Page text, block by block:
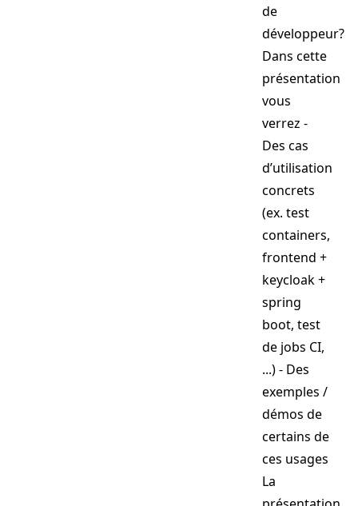
de
développeur?
Dans cette
présentation
vous
verrez -
Des cas
d’utilisation
concrets
(ex. test
containers,
frontend +
keycloak +
spring
boot, test
de jobs CI,
...) - Des
exemples /
démos de
certains de
ces usages
La